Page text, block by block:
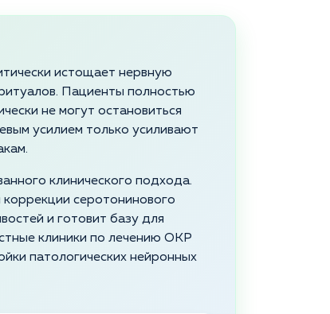
истощает нервную
Пациенты полностью
не могут остановиться
усилием только усиливают
клинического подхода.
серотонинового
и готовит базу для
клиники по лечению ОКР
патологических нейронных